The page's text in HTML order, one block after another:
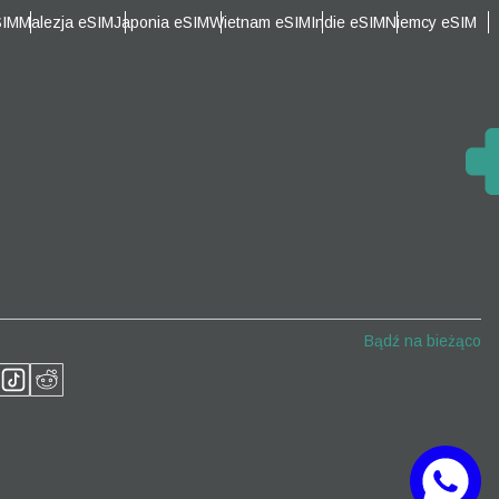
Malezja eSIMJaponia eSIMWietnam eSIMIndie eSIMNiemcy eSIM
Bądź na bieżąco